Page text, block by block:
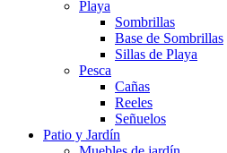
Playa
Sombrillas
Base de Sombrillas
Sillas de Playa
Pesca
Cañas
Reeles
Señuelos
Patio y Jardín